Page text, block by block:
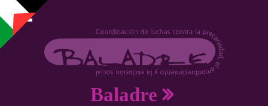
Pasar al contenido principal
Baladre